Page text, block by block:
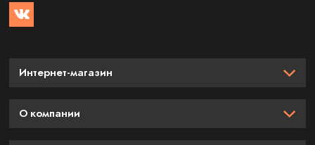
Интернет-магазин
О компании